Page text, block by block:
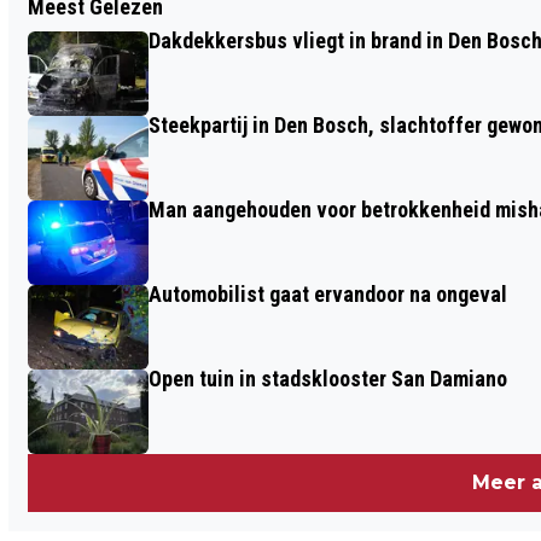
RAAD VAN TOEZICHT INSTITUUT
VERBEETEN VERWELKOMT TOM
JOOSTEN ALS NIEUWE BESTUURDER
Meest Gelezen
Dakdekkersbus vliegt in brand in Den Bosch
Steekpartij in Den Bosch, slachtoffer
Man aangehouden voor betrokkenheid
Automobilist gaat ervandoor na ongeval
Open tuin in stadsklooster San Damiano
Meer